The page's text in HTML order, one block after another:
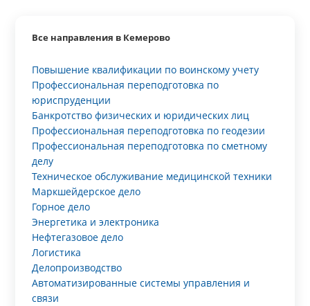
Все направления в Кемерово
Повышение квалификации по воинскому учету
Профессиональная переподготовка по
юриспруденции
Банкротство физических и юридических лиц
Профессиональная переподготовка по геодезии
Профессиональная переподготовка по сметному
делу
Техническое обслуживание медицинской техники
Маркшейдерское дело
Горное дело
Энергетика и электроника
Нефтегазовое дело
Логистика
Делопроизводство
Автоматизированные системы управления и
связи